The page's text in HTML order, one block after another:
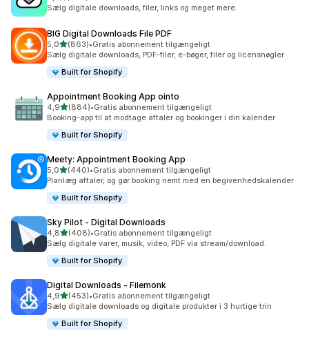
Sælg digitale downloads, filer, links og meget mere.
BIG Digital Downloads File PDF
5,0ud af 5 stjerner
(863)
863 anmeldelser i alt
•Gratis abonnement tilgængeligt
Sælg digitale downloads, PDF-filer, e-bøger, filer og licensnøgler
Built for Shopify
Appointment Booking App ointo
4,9ud af 5 stjerner
(884)
884 anmeldelser i alt
•Gratis abonnement tilgængeligt
Booking-app til at modtage aftaler og bookinger i din kalender
Built for Shopify
Meety: Appointment Booking App
5,0ud af 5 stjerner
(440)
440 anmeldelser i alt
•Gratis abonnement tilgængeligt
Planlæg aftaler, og gør booking nemt med en begivenhedskalender
Built for Shopify
Sky Pilot ‑ Digital Downloads
4,8ud af 5 stjerner
(408)
408 anmeldelser i alt
•Gratis abonnement tilgængeligt
Sælg digitale varer, musik, video, PDF via stream/download.
Built for Shopify
Digital Downloads ‑ Filemonk
4,9ud af 5 stjerner
(453)
453 anmeldelser i alt
•Gratis abonnement tilgængeligt
Sælg digitale downloads og digitale produkter i 3 hurtige trin
Built for Shopify